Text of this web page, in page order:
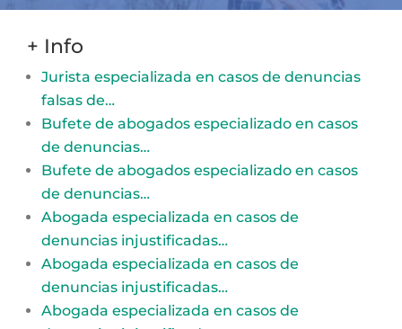
+ Info
Jurista especializada en casos de denuncias
falsas de…
Bufete de abogados especializado en casos
de denuncias…
Bufete de abogados especializado en casos
de denuncias…
Abogada especializada en casos de
denuncias injustificadas…
Abogada especializada en casos de
denuncias injustificadas…
Abogada especializada en casos de